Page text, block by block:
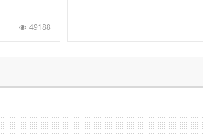
49188